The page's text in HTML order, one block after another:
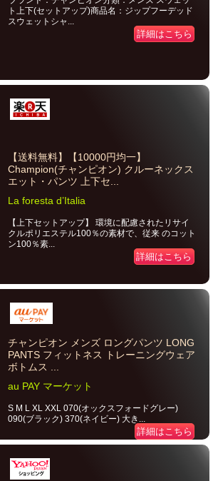
ト上下(セットアップ)商品名：ジップフーデッド
スウェットシャ...
詳細はこちら
【送料無料】【10000円均一】
Champion(チャンピオン) クルーネックス
エット・パンツ 上下セ...
La foresta d’Italia
【上下セットアップ】 環境に配慮されたリサイ
クルポリエステル100％の素材で、従来 のコット
ン100％素...
詳細はこちら
チャンピオン メンズ ロングパンツ LONG
PANTS フィットネス トレーニングウェア
ボトムス ...
au PAY マーケット
S M L XL XXL 070(オックスフォードグレー)
090(ブラック) 370(ネイビー) 大き...
詳細はこちら